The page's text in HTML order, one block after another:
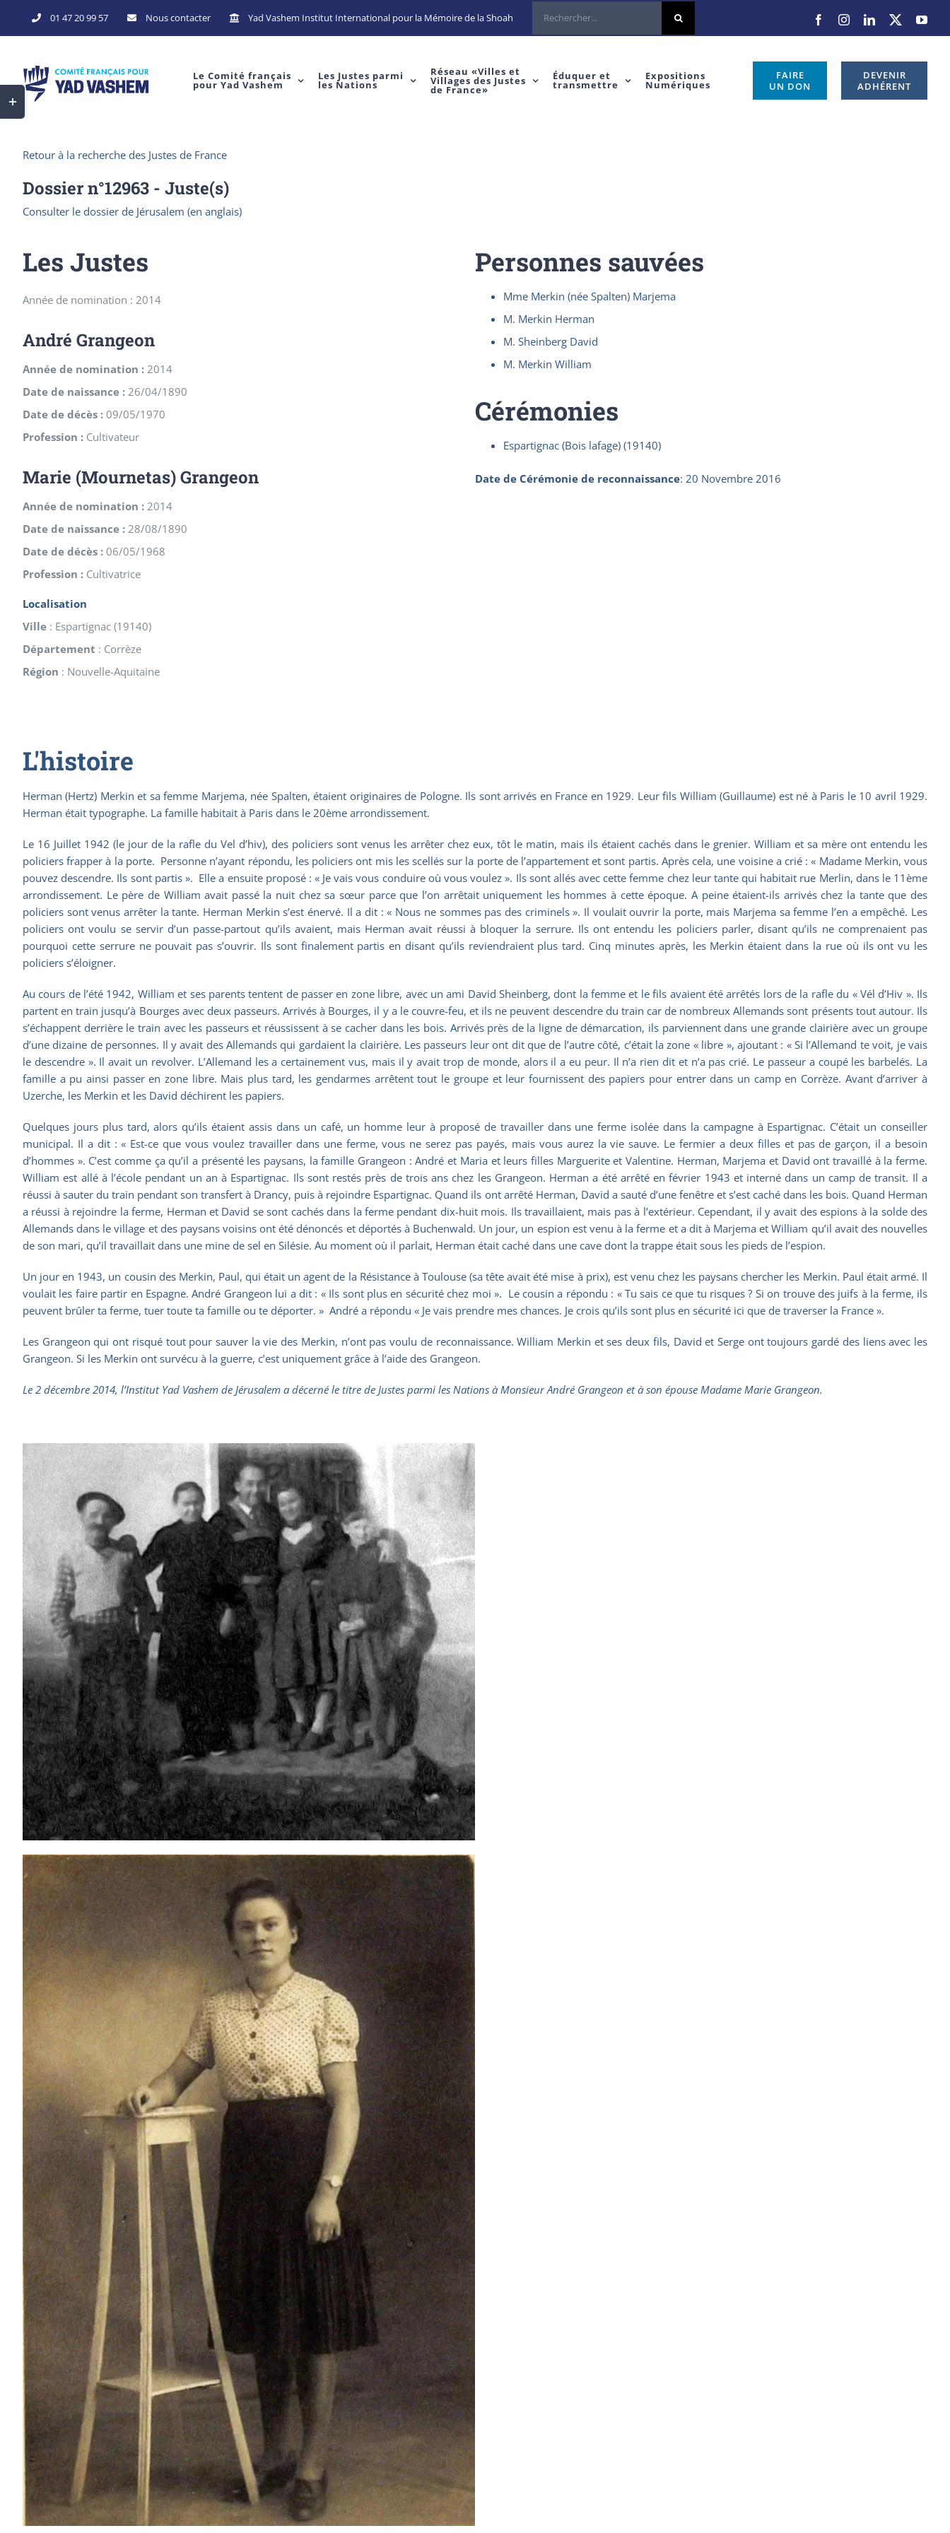
to
01 47 20 99 57 Nous contacter Yad Vashem Institut International pour la Mémoire de la Shoah Rechercher
FacebookInstagramLinkedIn
X
Le Comité français
pour Yad Vashem
Les Justes parmi
les Nations
Réseau «Villes et
Villages des Justes
de France»
Éduquer et
transmettre
Expositions
Numériques
FAIRE
UN DON
DEVENIR
ADHÉRENT
Retour à la recherche des Justes de France
Dossier n°12963 - Juste(s)
Consulter le dossier de Jérusalem (en anglais)
Les Justes
Année de nomination : 2014
André Grangeon
Année de nomination : 2014
Date de naissance : 26/04/1890
Date de décès : 09/05/1970
Profession : Cultivateur
Marie (Mournetas) Grangeon
Année de nomination : 2014
Date de naissance : 28/08/1890
Date de décès : 06/05/1968
Profession : Cultivatrice
Localisation
Ville : Espartignac (19140)
Département : Corrèze
Région : Nouvelle-Aquitaine
Personnes sauvées
Mme Merkin (née Spalten) Marjema
M. Merkin Herman
M. Sheinberg David
M. Merkin William
Cérémonies
Espartignac (Bois lafage) (19140)
Date de Cérémonie de reconnaissance: 20 Novembre 2016
L'histoire
Herman (Hertz) Merkin et sa femme Marjema, née Spalten, étaient originaires de Pologne. Ils sont arrivés en France en 1929. Leur fils William (Guillaume) est né à Paris le 10 avril 1929.
Herman était typographe. La famille habitait à Paris dans le 20ème arrondissement.
Le 16 Juillet 1942 (le jour de la rafle du Vel d’hiv), des policiers sont venus les arrêter chez eux, tôt le matin, mais ils étaient cachés dans le grenier. William et sa mère ont entendu les
policiers frapper à la porte. Personne n’ayant répondu, les policiers ont mis les scellés sur la porte de l’appartement et sont partis. Après cela, une voisine a crié : « Madame Merkin, vous
pouvez descendre. Ils sont partis ». Elle a ensuite proposé : « Je vais vous conduire où vous voulez ». Ils sont allés avec cette femme chez leur tante qui habitait rue Merlin, dans le 11ème
arrondissement. Le père de William avait passé la nuit chez sa sœur parce que l’on arrêtait uniquement les hommes à cette époque. A peine étaient-ils arrivés chez la tante que des
policiers sont venus arrêter la tante. Herman Merkin s’est énervé. Il a dit : « Nous ne sommes pas des criminels ». Il voulait ouvrir la porte, mais Marjema sa femme l’en a empêché. Les
policiers ont voulu se servir d’un passe-partout qu’ils avaient, mais Herman avait réussi à bloquer la serrure. Ils ont entendu les policiers parler, disant qu’ils ne comprenaient pas
pourquoi cette serrure ne pouvait pas s’ouvrir. Ils sont finalement partis en disant qu’ils reviendraient plus tard. Cinq minutes après, les Merkin étaient dans la rue où ils ont vu les
policiers s’éloigner.
Au cours de l’été 1942, William et ses parents tentent de passer en zone libre, avec un ami David Sheinberg, dont la femme et le fils avaient été arrêtés lors de la rafle du « Vél d’Hiv ». Ils
partent en train jusqu’à Bourges avec deux passeurs. Arrivés à Bourges, il y a le couvre-feu, et ils ne peuvent descendre du train car de nombreux Allemands sont présents tout autour. Ils
s’échappent derrière le train avec les passeurs et réussissent à se cacher dans les bois. Arrivés près de la ligne de démarcation, ils parviennent dans une grande clairière avec un groupe
d’une dizaine de personnes. Il y avait des Allemands qui gardaient la clairière. Les passeurs leur ont dit que de l’autre côté, c’était la zone « libre », ajoutant : « Si l’Allemand te voit, je vais
le descendre ». Il avait un revolver. L’Allemand les a certainement vus, mais il y avait trop de monde, alors il a eu peur. Il n’a rien dit et n’a pas crié. Le passeur a coupé les barbelés. La
famille a pu ainsi passer en zone libre. Mais plus tard, les gendarmes arrêtent tout le groupe et leur fournissent des papiers pour entrer dans un camp en Corrèze. Avant d’arriver à
Uzerche, les Merkin et les David déchirent les papiers.
Quelques jours plus tard, alors qu’ils étaient assis dans un café, un homme leur à proposé de travailler dans une ferme isolée dans la campagne à Espartignac. C’était un conseiller
municipal. Il a dit : « Est-ce que vous voulez travailler dans une ferme, vous ne serez pas payés, mais vous aurez la vie sauve. Le fermier a deux filles et pas de garçon, il a besoin
d’hommes ». C’est comme ça qu’il a présenté les paysans, la famille Grangeon : André et Maria et leurs filles Marguerite et Valentine. Herman, Marjema et David ont travaillé à la ferme.
William est allé à l’école pendant un an à Espartignac. Ils sont restés près de trois ans chez les Grangeon. Herman a été arrêté en février 1943 et interné dans un camp de transit. Il a
réussi à sauter du train pendant son transfert à Drancy, puis à rejoindre Espartignac. Quand ils ont arrêté Herman, David a sauté d’une fenêtre et s’est caché dans les bois. Quand Herman
a réussi à rejoindre la ferme, Herman et David se sont cachés dans la ferme pendant dix-huit mois. Ils travaillaient, mais pas à l’extérieur. Cependant, il y avait des espions à la solde des
Allemands dans le village et des paysans voisins ont été dénoncés et déportés à Buchenwald. Un jour, un espion est venu à la ferme et a dit à Marjema et William qu’il avait des nouvelles
de son mari, qu’il travaillait dans une mine de sel en Silésie. Au moment où il parlait, Herman était caché dans une cave dont la trappe était sous les pieds de l’espion.
Un jour en 1943, un cousin des Merkin, Paul, qui était un agent de la Résistance à Toulouse (sa tête avait été mise à prix), est venu chez les paysans chercher les Merkin. Paul était armé. Il
voulait les faire partir en Espagne. André Grangeon lui a dit : « Ils sont plus en sécurité chez moi ». Le cousin a répondu : « Tu sais ce que tu risques ? Si on trouve des juifs à la ferme, ils
peuvent brûler ta ferme, tuer toute ta famille ou te déporter. » André a répondu « Je vais prendre mes chances. Je crois qu’ils sont plus en sécurité ici que de traverser la France ».
Les Grangeon qui ont risqué tout pour sauver la vie des Merkin, n’ont pas voulu de reconnaissance. William Merkin et ses deux fils, David et Serge ont toujours gardé des liens avec les
Grangeon. Si les Merkin ont survécu à la guerre, c’est uniquement grâce à l’aide des Grangeon.
Le 2 décembre 2014, l’Institut Yad Vashem de Jérusalem a décerné le titre de Justes parmi les Nations à Monsieur André Grangeon et à son épouse Madame Marie Grangeon.
Toggle
Sliding